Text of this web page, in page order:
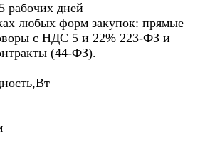
рабочих дней
любых форм закупок: прямые
с НДС 5 и 22% 223-ФЗ и
(44-ФЗ).